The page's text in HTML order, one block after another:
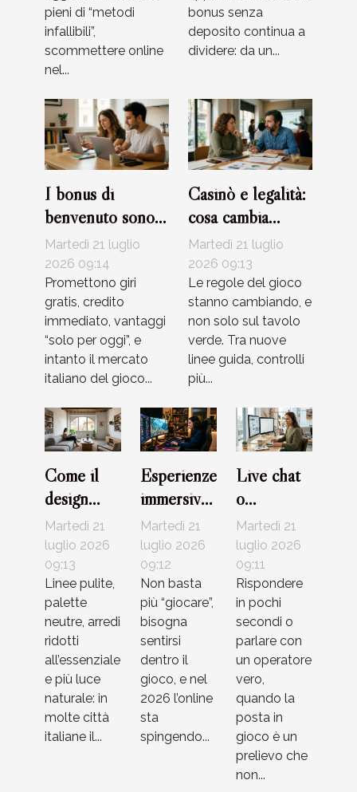
pieni di “metodi
infallibili”,
scommettere online
nel...
bonus senza
deposito continua a
dividere: da un...
I bonus di
benvenuto sono
davvero
convenienti?
Martedì 21 luglio
2026 09:14
Promettono giri
gratis, credito
immediato, vantaggi
“solo per oggi”, e
intanto il mercato
italiano del gioco...
Casinò e legalità:
cosa cambia
davvero con le
nuove
regolamentazioni?
Martedì 21 luglio
2026 09:13
Le regole del gioco
stanno cambiando, e
non solo sul tavolo
verde. Tra nuove
linee guida, controlli
più...
Come il
design
minimalista
sta
cambiando
l’estetica
delle case
italiane
Martedì 21
luglio 2026
09:13
Linee pulite,
palette
neutre, arredi
ridotti
all’essenziale
e più luce
naturale: in
molte città
italiane il...
Esperienze
immersive
nei giochi
online:
oltre le
semplici
regole
Martedì 21
luglio 2026
09:12
Non basta
più “giocare”,
bisogna
sentirsi
dentro il
gioco, e nel
2026 l’online
sta
spingendo...
Live chat
o
telefono?
Evoluzione
del
supporto
nei casinò
virtuali
Martedì 21
luglio 2026
09:11
Rispondere
in pochi
secondi o
parlare con
un operatore
vero,
quando la
posta in
gioco è un
prelievo che
non...